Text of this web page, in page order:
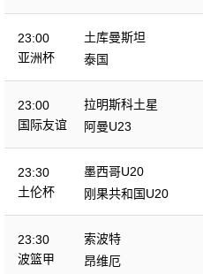
23:00
亚洲杯
土库曼斯坦
泰国
23:00
国际友谊
拉明斯科土星
阿曼U23
23:30
土伦杯
墨西哥U20
刚果共和国U20
23:30
波篮甲
索波特
昂维厄